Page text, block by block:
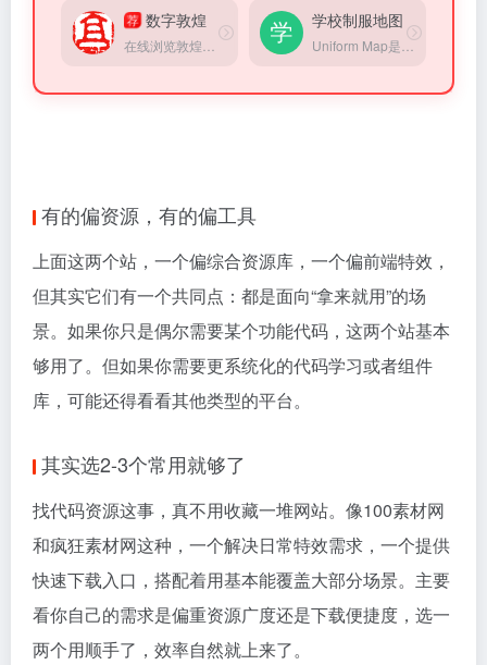
荐 数字敦煌 学校制服地图
Uniform Map是一个让使用者可以从Google地图去查询学校制服的网站，想知道某所学校所穿的制服，用这网站就能轻松解决
有的偏资源，有的偏工具
上面这两个站，一个偏综合资源库，一个偏前端特效，
但其实它们有一个共同点：都是面向“拿来就用”的场
景。如果你只是偶尔需要某个功能代码，这两个站基本
够用了。但如果你需要更系统化的代码学习或者组件
库，可能还得看看其他类型的平台。
其实选2-3个常用就够了
找代码资源这事，真不用收藏一堆网站。像100素材网
和疯狂素材网这种，一个解决日常特效需求，一个提供
快速下载入口，搭配着用基本能覆盖大部分场景。主要
看你自己的需求是偏重资源广度还是下载便捷度，选一
两个用顺手了，效率自然就上来了。